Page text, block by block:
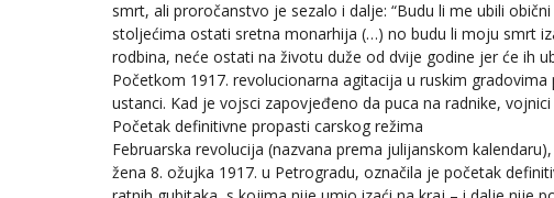
smrt, ali proročanstvo je sezalo i dalje: “Budu li me ubili
stoljećima ostati sretna monarhija (…) no budu li moju smrt
rodbina, neće ostati na životu duže od dvije godine jer će ih
Početkom 1917. revolucionarna agitacija u ruskim
ustanci. Kad je vojsci zapovjeđeno da puca na radnike,
Početak definitivne propasti carskog režima
Februarska revolucija (nazvana prema julijanskom
žena 8. ožujka 1917. u Petrogradu, označila je početak